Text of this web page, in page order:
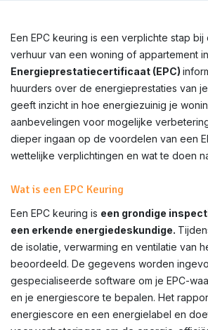
Een EPC keuring is een verplichte stap
verhuur van een woning of appartement
Energieprestatiecertificaat (EPC)
huurders over de energieprestaties van
geeft inzicht in hoe energiezuinig je
aanbevelingen voor mogelijke
dieper ingaan op de voordelen van een
wettelijke verplichtingen en wat te doen
Wat is een EPC Keuring
Een EPC keuring is een grondige
een erkende energiedeskundige.
de isolatie, verwarming en ventilatie van
beoordeeld. De gegevens worden
gespecialiseerde software om je EPC-
en je energiescore te bepalen. Het
energiescore en een energielabel en